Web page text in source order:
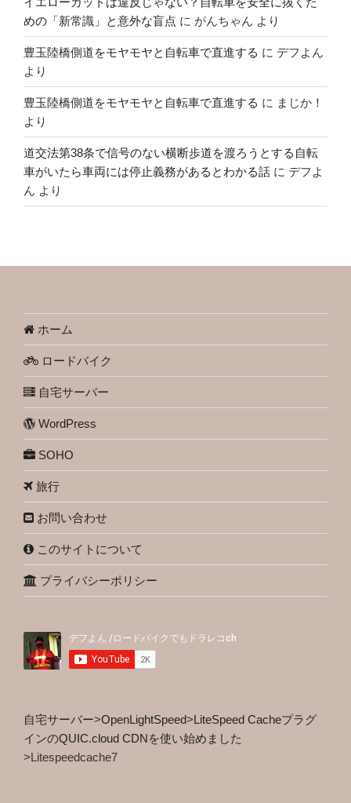
めの「新常識」と意外な盲点 に がんちゃん より
豊玉陸橋側道をモヤモヤと自転車で直進する に デフよん
より
豊玉陸橋側道をモヤモヤと自転車で直進する に まじか！
より
道交法第38条で信号のない横断歩道を渡ろうとする自転
車がいたら車両には停止義務があるとわかる話 に デフよ
ん より
ホーム
ロードバイク
自宅サーバー
WordPress
SOHO
旅行
お問い合わせ
このサイトについて
プライバシーポリシー
自宅サーバー>OpenLightSpeed>LiteSpeed Cacheプラグ
インのQUIC.cloud CDNを使い始めました
>Litespeedcache7